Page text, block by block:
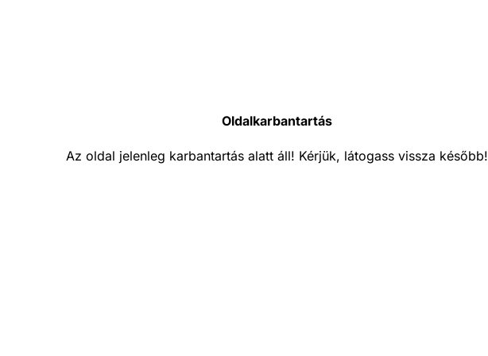
Oldalkarbantartás
Az oldal jelenleg karbantartás alatt áll! Kérjük, látogass vissza később!